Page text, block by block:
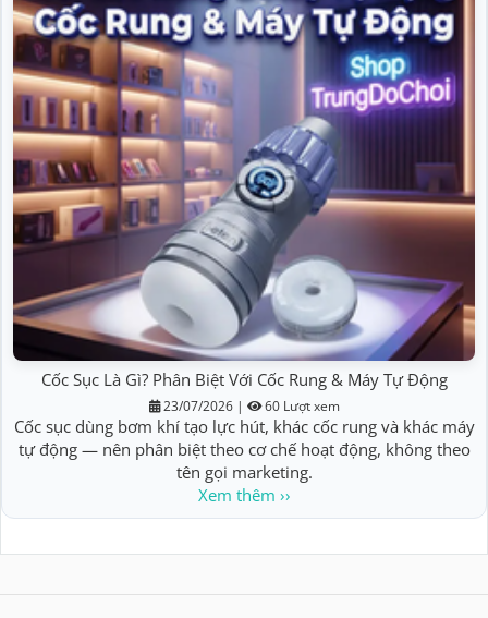
Cốc Sục Là Gì? Phân Biệt Với Cốc Rung & Máy Tự Động
23/07/2026 | 60 Lượt xem
Cốc sục dùng bơm khí tạo lực hút, khác cốc rung và khác máy
tự động — nên phân biệt theo cơ chế hoạt động, không theo
tên gọi marketing.
Xem thêm ››